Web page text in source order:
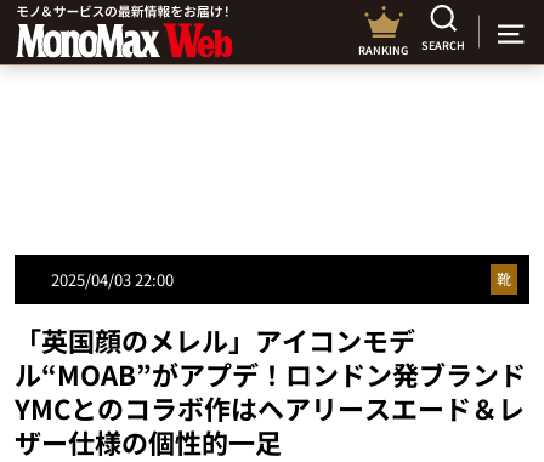
RANKING SEARCH
2025/04/03 22:00 靴
「英国顔のメレル」アイコンモデ
ル“MOAB”がアプデ！ロンドン発ブランド
YMCとのコラボ作はヘアリースエード＆レ
ザー仕様の個性的一足